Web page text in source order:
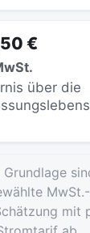
€
über die
mit